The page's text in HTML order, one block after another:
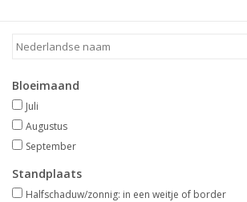
Voorjaarsbloeiers
Zomerbloeiers
Herfstbloeiers
Schaduwplanten
Bloeimaand
Juli
Augustus
September
Standplaats
Halfschaduw/zonnig: in een weitje of border